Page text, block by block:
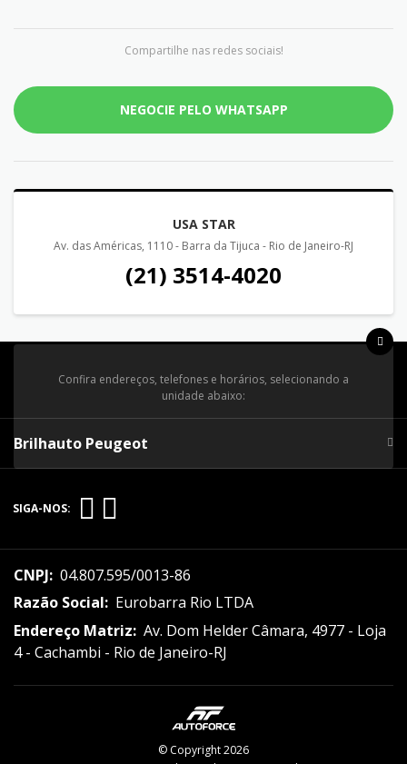
Compartilhe nas redes sociais!
NEGOCIE PELO WHATSAPP
USA STAR
Av. das Américas, 1110 - Barra da Tijuca - Rio de Janeiro-RJ
(21) 3514-4020
Confira endereços, telefones e horários, selecionando a
unidade abaixo:
Brilhauto Peugeot
SIGA-NOS:
CNPJ: 04.807.595/0013-86
Razão Social: Eurobarra Rio LTDA
Endereço Matriz: Av. Dom Helder Câmara, 4977 - Loja
4 - Cachambi - Rio de Janeiro-RJ
© Copyright 2026